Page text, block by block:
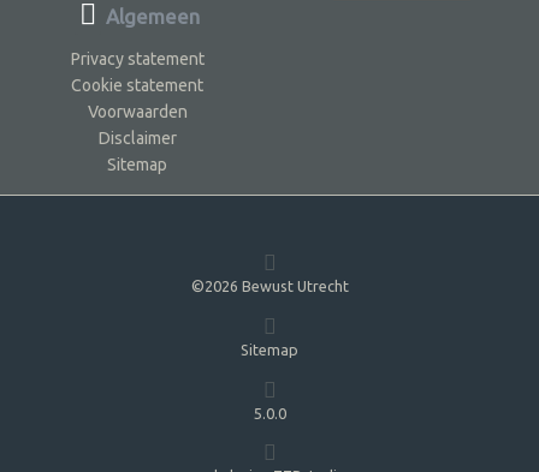
Algemeen
Privacy statement
Cookie statement
Voorwaarden
Disclaimer
Sitemap
©2026 Bewust Utrecht
Sitemap
5.0.0